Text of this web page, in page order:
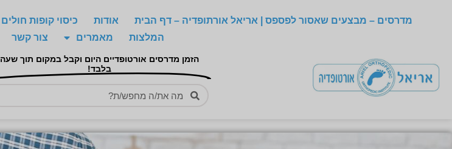
מדרסים – מבצעים שאסור לפספס | אריאל אורתופדיה – דף הבית אודות כיסוי קופות חולים
המלצות
מאמרים צור קשר
הזמן מדרסים אורטופדיים היום וקבל במקום תוך שעה
בלבד!